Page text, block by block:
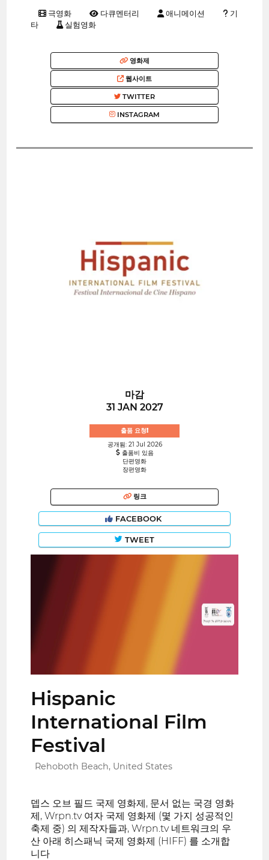
극영화 다큐멘터리 애니메이션
기
타
실험영화
영화제
웹사이트
TWITTER
INSTAGRAM
마감
31 JAN 2027
출품 요청!
공개됨: 21 Jul 2026
출품비 있음
단편영화
장편영화
링크
FACEBOOK
TWEET
Hispanic
International Film
Festival
Rehoboth Beach, United States
뎁스 오브 필드 국제 영화제, 문서 없는 국경 영화
제, Wrpn.tv 여자 국제 영화제 (몇 가지 성공적인
축제 중) 의 제작자들과, Wrpn.tv 네트워크의 우
산 아래 히스패닉 국제 영화제 (HIFF) 를 소개합
니다